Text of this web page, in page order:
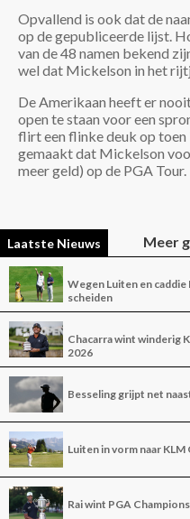
Opvallend is ook dat de
op de gepubliceerde lijst.
van de 48 namen bekend
wel dat Mickelson in het
De Amerikaan heeft er
open te staan voor een
flirt een flinke deuk op
gemaakt dat Mickelson
meer geld) op de PGA Tour.
Laatste Nieuws Meer
Wegen Luiten en caddie
scheiden
Chacarra wint winderig
2026
Besseling grijpt net
Luiten in vorm naar KLM
Rai wint PGA